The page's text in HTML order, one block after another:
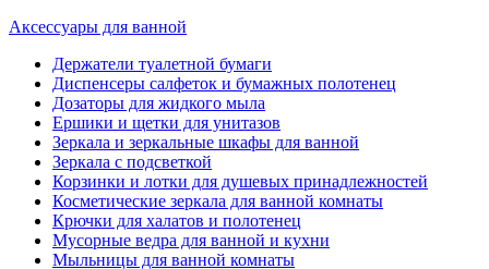
Аксессуары для ванной
Держатели туалетной бумаги
Диспенсеры салфеток и бумажных полотенец
Дозаторы для жидкого мыла
Ершики и щетки для унитазов
Зеркала и зеркальные шкафы для ванной
Зеркала с подсветкой
Корзинки и лотки для душевых принадлежностей
Косметические зеркала для ванной комнаты
Крючки для халатов и полотенец
Мусорные ведра для ванной и кухни
Мыльницы для ванной комнаты